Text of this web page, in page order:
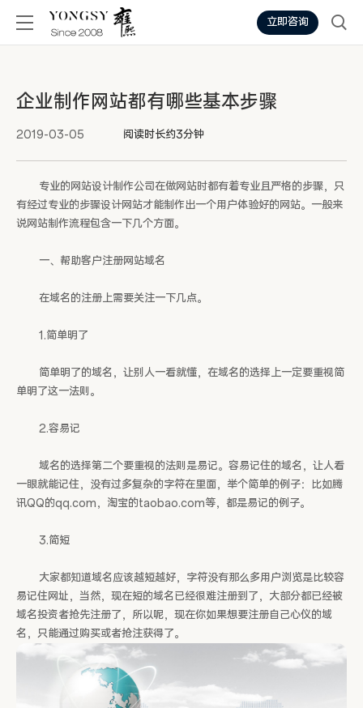
立即咨询
企业制作网站都有哪些基本步骤
2019-03-05 阅读时长约3分钟
专业的网站设计制作公司在做网站时都有着专业且严格的步骤，只
有经过专业的步骤设计网站才能制作出一个用户体验好的网站。一般来
说网站制作流程包含一下几个方面。
一、帮助客户注册网站域名
在域名的注册上需要关注一下几点。
1.简单明了
简单明了的域名，让别人一看就懂，在域名的选择上一定要重视简
单明了这一法则。
2.容易记
域名的选择第二个要重视的法则是易记。容易记住的域名，让人看
一眼就能记住，没有过多复杂的字符在里面，举个简单的例子：比如腾
讯QQ的qq.com，淘宝的taobao.com等，都是易记的例子。
3.简短
大家都知道域名应该越短越好，字符没有那么多用户浏览是比较容
易记住网址，当然，现在短的域名已经很难注册到了，大部分都已经被
域名投资者抢先注册了，所以呢，现在你如果想要注册自己心仪的域
名，只能通过购买或者抢注获得了。